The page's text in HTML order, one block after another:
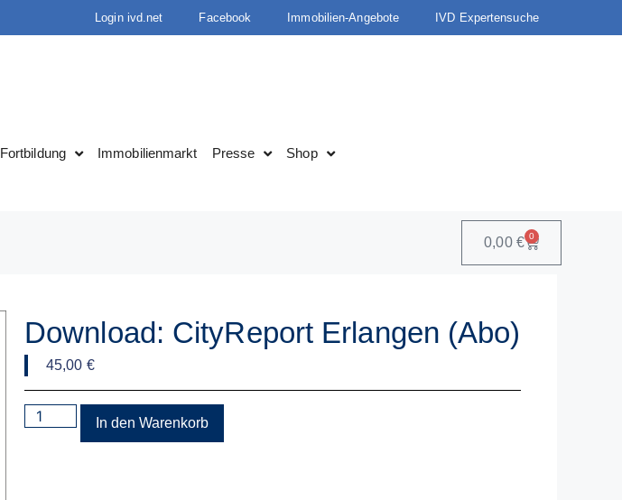
Login ivd.net Facebook Immobilien-Angebote IVD Expertensuche
Fortbildung Immobilienmarkt Presse Shop
0,00 € 0
Download: CityReport Erlangen (Abo)
45,00 €
In den Warenkorb